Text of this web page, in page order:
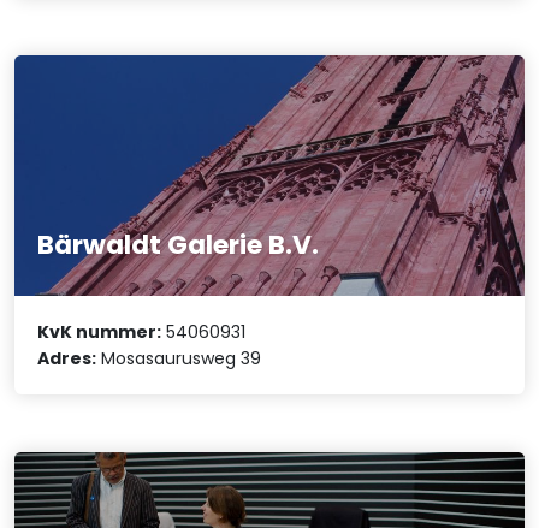
Bärwaldt Galerie B.V.
KvK nummer: 54060931
Adres: Mosasaurusweg 39